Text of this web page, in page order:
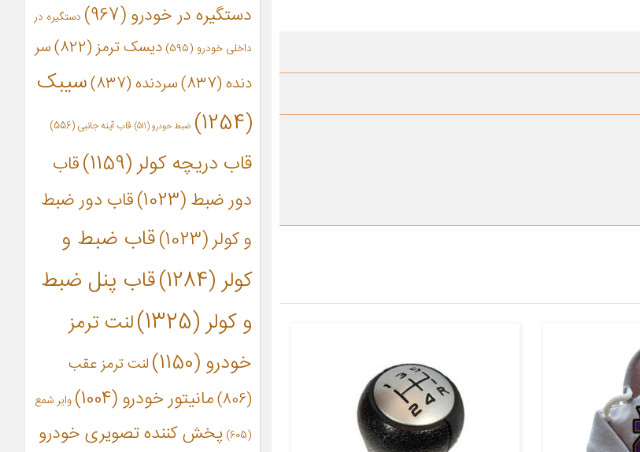
دستگیره در خودرو(967)
دستگیره در
داخلی خودرو (595) دیسک ترمز(822)
سر
دنده(837) سردنده(837)
سیبک
(1254)
ضبط خودرو(511) قاب آینه جانبی (556)
قاب دریچه کولر(1159)
قاب
دور ضبط(1023)
قاب دور ضبط
و کولر(1023)
قاب ضبط و
کولر(1284)
قاب پنل ضبط
و کولر(1325)
لنت ترمز
خودرو(1150)
لنت ترمز عقب
(806)
مانیتور خودرو(1004)
وایر شمع
(605)
پخش کننده تصویری خودرو